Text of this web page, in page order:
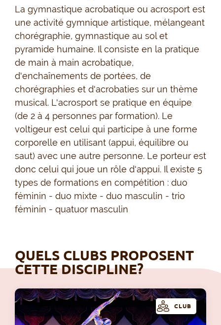
La gymnastique acrobatique ou acrosport est
une activité gymnique artistique, mélangeant
chorégraphie, gymnastique au sol et
pyramide humaine. Il consiste en la pratique
de main à main acrobatique,
d'enchaînements de portées, de
chorégraphies et d'acrobaties sur un thème
musical. L'acrosport se pratique en équipe
(de 2 à 4 personnes par formation). Le
voltigeur est celui qui participe à une forme
corporelle en utilisant (appui, équilibre ou
saut) avec une autre personne. Le porteur est
donc celui qui joue un rôle d'appui. Il existe 5
types de formations en compétition : duo
féminin - duo mixte - duo masculin - trio
féminin - quatuor masculin
QUELS CLUBS PROPOSENT
CETTE DISCIPLINE?
CLUB